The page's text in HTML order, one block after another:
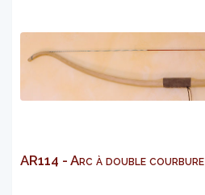
AR114 - Arc à double courbure